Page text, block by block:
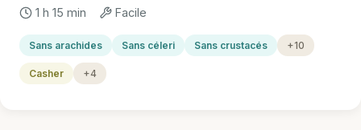
1 h 15 min Facile
Sans arachides Sans céleri Sans crustacés +10
Casher +4